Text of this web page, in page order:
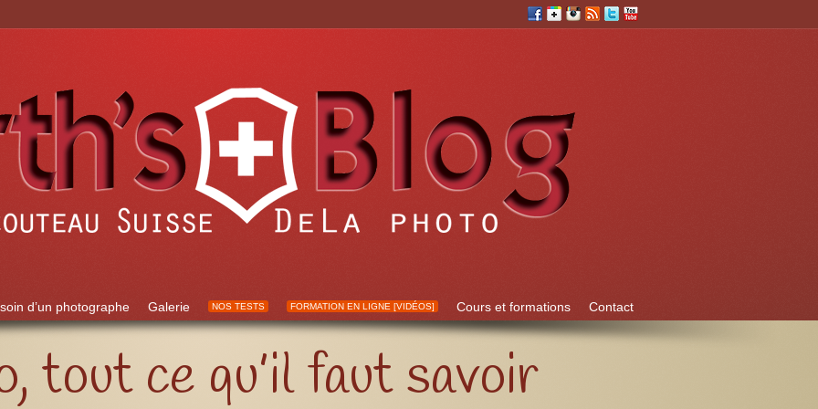
d’un photographe Galerie NOS TESTS FORMATION EN LIGNE [VIDÉOS] Cours et formations Contact
tout ce qu’il faut savoir